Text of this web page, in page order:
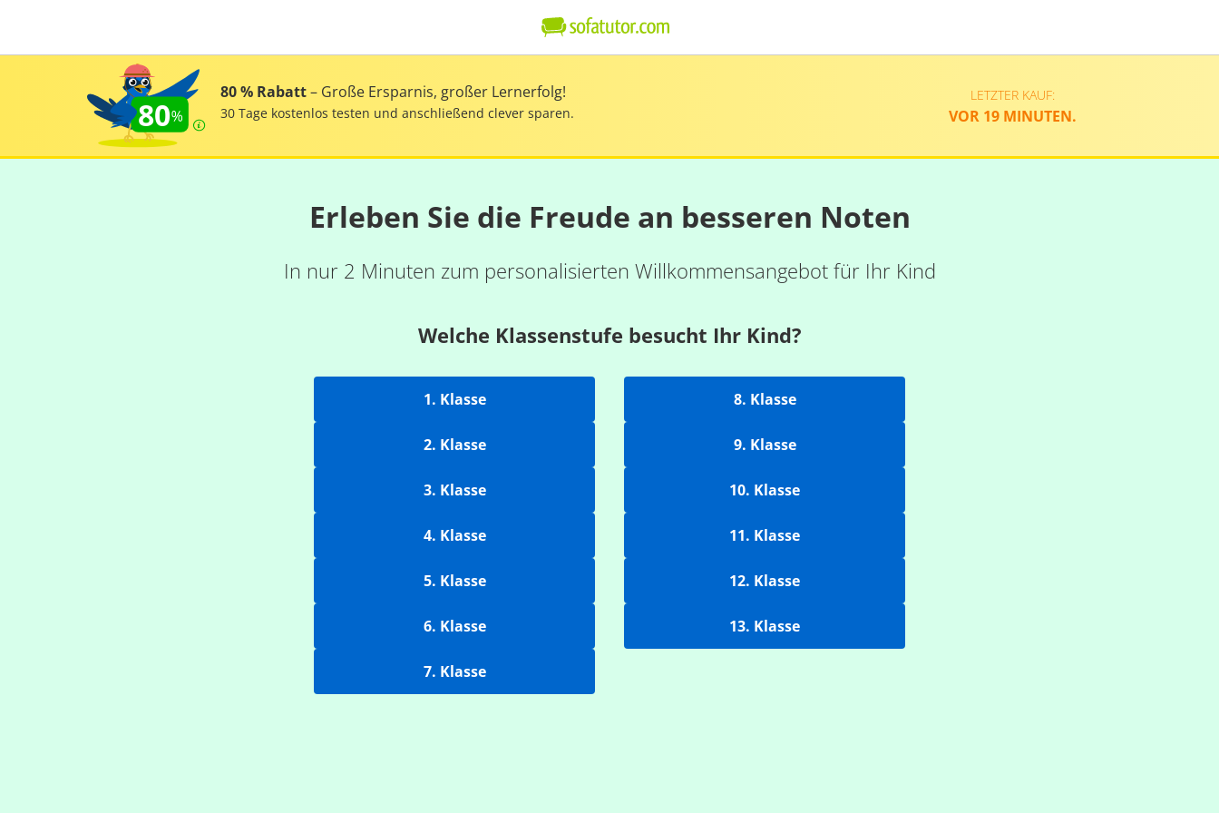
80
80 % Rabatt– Große Ersparnis, großer Lernerfolg!
30 Tage kostenlos testen und anschließend clever sparen.
LETZTER KAUF:
VOR 19 MINUTEN.
Erleben Sie die Freude an besseren Noten
In nur 2 Minuten zum personalisierten Willkommensangebot für Ihr Kind
Welche Klassenstufe besucht Ihr Kind?
1. Klasse
2. Klasse
3. Klasse
4. Klasse
5. Klasse
6. Klasse
7. Klasse
8. Klasse
9. Klasse
10. Klasse
11. Klasse
12. Klasse
13. Klasse